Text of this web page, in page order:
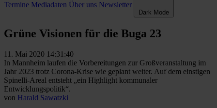
Termine Mediadaten Über uns Newsletter
Dark Mode
Grüne Visionen für die Buga 23
11. Mai 2020 14:31:40
In Mannheim laufen die Vorbereitungen zur Großveranstaltung im
Jahr 2023 trotz Corona-Krise wie geplant weiter. Auf dem einstigen
Spinelli-Areal entsteht „ein Highlight kommunaler
Entwicklungspolitik“.
von Harald Sawatzki